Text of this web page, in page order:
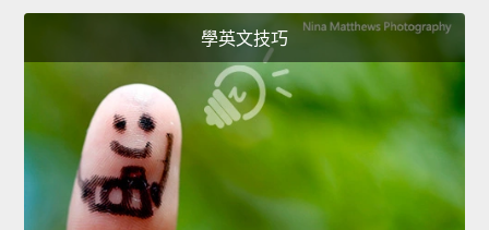
學英文技巧